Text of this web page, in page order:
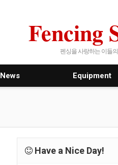
Fencing
펜싱을 사랑하는 이들
News Equipment
Have a Nice Day!